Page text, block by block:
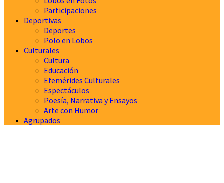
Participaciones
Deportivas
Deportes
Polo en Lobos
Culturales
Cultura
Educación
Efemérides Culturales
Espectáculos
Poesía, Narrativa y Ensayos
Arte con Humor
Agrupados